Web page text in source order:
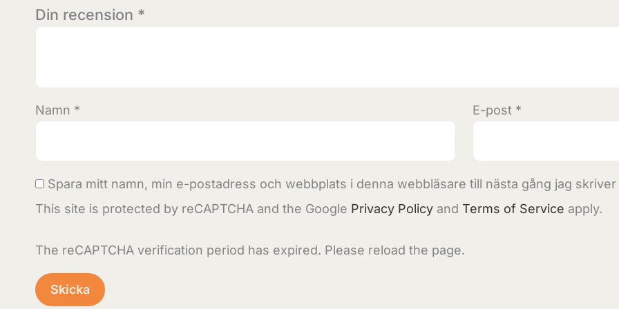
Din recension *
Namn * E-post *
Spara mitt namn, min e-postadress och webbplats i denna webbläsare till nästa gång jag
This site is protected by reCAPTCHA and the Google Privacy Policy andTerms of Service apply.
The reCAPTCHA verification period has expired. Please reload the page.